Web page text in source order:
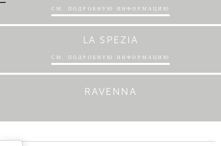
СМ. ПОДРОБНУЮ ИНФОРМАЦИЮ
LA SPEZIA
СМ. ПОДРОБНУЮ ИНФОРМАЦИЮ
RAVENNA